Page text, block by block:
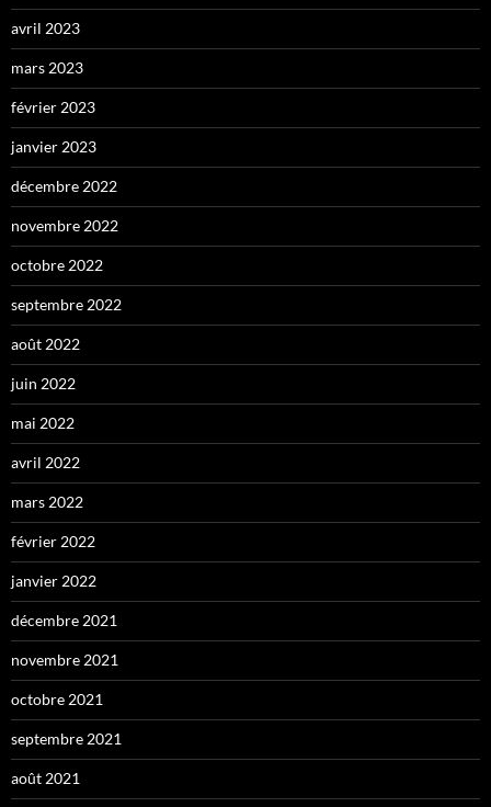
avril 2023
mars 2023
février 2023
janvier 2023
décembre 2022
novembre 2022
octobre 2022
septembre 2022
août 2022
juin 2022
mai 2022
avril 2022
mars 2022
février 2022
janvier 2022
décembre 2021
novembre 2021
octobre 2021
septembre 2021
août 2021